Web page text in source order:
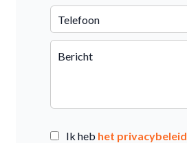
Ik heb het privacybeleid